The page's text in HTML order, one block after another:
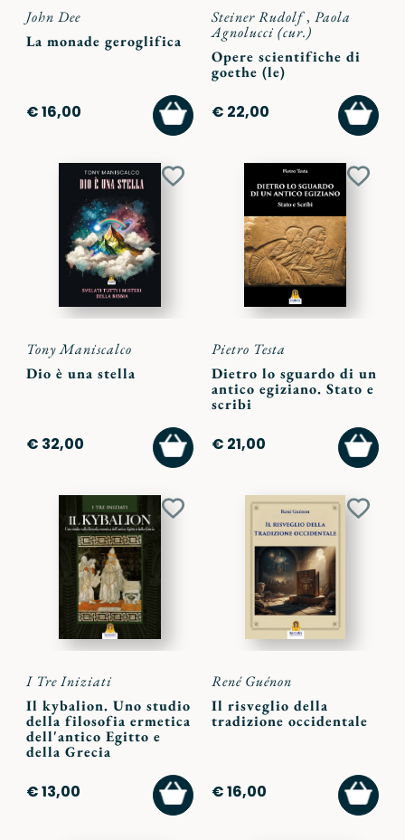
John Dee
La monade geroglifica
€ 16,00
AGGIUNGI
AL
CARRELLO
Steiner Rudolf, Paola
Agnolucci (cur.)
Opere scientifiche di
goethe (le)
€ 22,00
AL
Aggiungi
Tony Maniscalco
Dio è una stella
€ 32,00
AGGIUNGI
AL
CARRELLO
Pietro Testa
Dietro lo sguardo di un
antico egiziano. Stato e
scribi
€ 21,00
AL
Aggiungi
I Tre Iniziati
Il kybalion. Uno studio
della filosofia ermetica
dell'antico Egitto e
della Grecia
€ 13,00
AGGIUNGI
AL
CARRELLO
René Guénon
Il risveglio della
tradizione occidentale
€ 16,00
AL